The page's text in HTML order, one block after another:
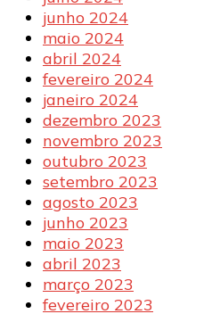
junho 2024
maio 2024
abril 2024
fevereiro 2024
janeiro 2024
dezembro 2023
novembro 2023
outubro 2023
setembro 2023
agosto 2023
junho 2023
maio 2023
abril 2023
março 2023
fevereiro 2023